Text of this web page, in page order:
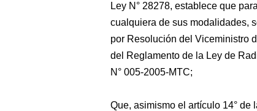
Ley N° 28278, establece que
cualquiera de sus modalidades,
por Resolución del Viceministro
del Reglamento de la Ley de
N° 005-2005-MTC;
Que, asimismo el artículo 14°